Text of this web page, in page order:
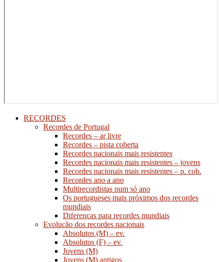
RECORDES
Recordes de Portugal
Recordes – ar livre
Recordes – pista coberta
Recordes nacionais mais resistentes
Recordes nacionais mais resistentes – jovens
Recordes nacionais mais resistentes – p. cob.
Recordes ano a ano
Multirecordistas num só ano
Os portugueses mais próximos dos recordes
mundiais
Diferenças para recordes mundiais
Evolução dos recordes nacionais
Absolutos (M) – ev.
Absolutos (F) – ev.
Jovens (M)
Jovens (M) antigos